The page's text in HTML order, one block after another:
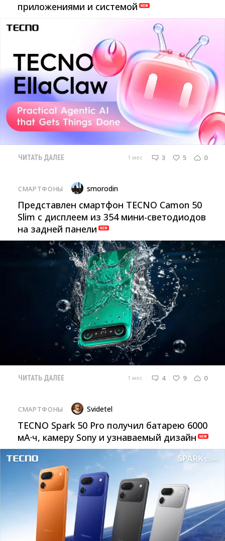
приложениями и системой
ЧИТАТЬ ДАЛЕЕ 1 мес 3 5 0
СМАРТФОНЫ smorodin
Представлен смартфон TECNO Camon 50
Slim с дисплеем из 354 мини-светодиодов
на задней панели
ЧИТАТЬ ДАЛЕЕ 1 мес 4 9 0
СМАРТФОНЫ Svidetel
TECNO Spark 50 Pro получил батарею 6000
мА·ч, камеру Sony и узнаваемый дизайн